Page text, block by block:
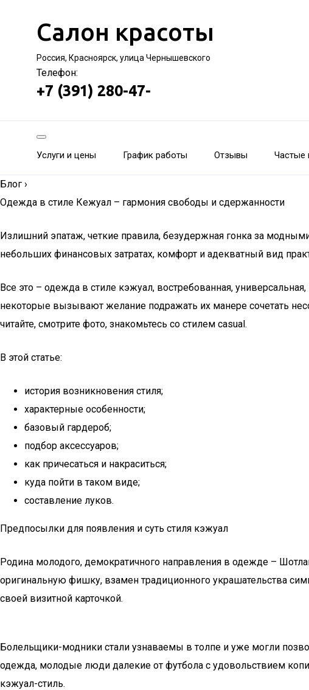
Салон красоты
Россия, Красноярск, улица Чернышевского
Телефон:
+7 (391) 280-47-
Услуги и цены График работы Отзывы Частые
Блог ›
Одежда в стиле Кежуал – гармония свободы и сдержанности
Излишний эпатаж, четкие правила, безудержная гонка за
небольших финансовых затратах, комфорт и адекватный вид
Все это – одежда в стиле кэжуал, востребованная,
некоторые вызывают желание подражать их манере сочетать
читайте, смотрите фото, знакомьтесь со стилем casual.
В этой статье:
история возникновения стиля;
характерные особенности;
базовый гардероб;
подбор аксессуаров;
как причесаться и накраситься;
куда пойти в таком виде;
составление луков.
Предпосылки для появления и суть стиля кэжуал
Родина молодого, демократичного направления в одежде –
оригинальную фишку, взамен традиционного украшательства
своей визитной карточкой.
Болельщики-модники стали узнаваемы в толпе и уже могли
одежда, молодые люди далекие от футбола с удовольствием
кэжуал-стиль.